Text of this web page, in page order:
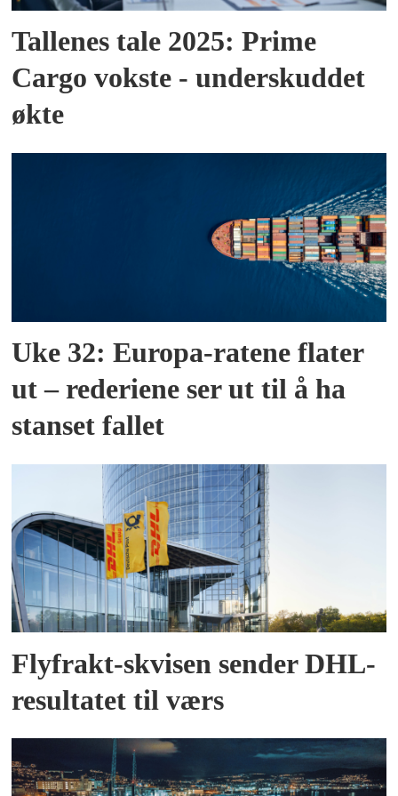
Tallenes tale 2025: Prime
Cargo vokste - underskuddet
økte
Uke 32: Europa-ratene flater
ut – rederiene ser ut til å ha
stanset fallet
Flyfrakt-skvisen sender DHL-
resultatet til værs